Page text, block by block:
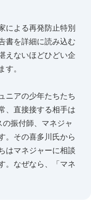
による再発防止特別
書を詳細に読み込む
えないほどひどい企
。
ニアの少年たちたち
、直接接する相手は
振付師、マネジャ
。その喜多川氏から
はマネジャーに相談
。なぜなら、「マネ